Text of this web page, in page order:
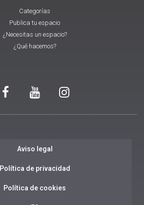
Categorías
Publica tu espacio
¿Necesitas un espacio?
¿Qué hacemos?
Aviso legal
Política de privacidad
Política de cookies